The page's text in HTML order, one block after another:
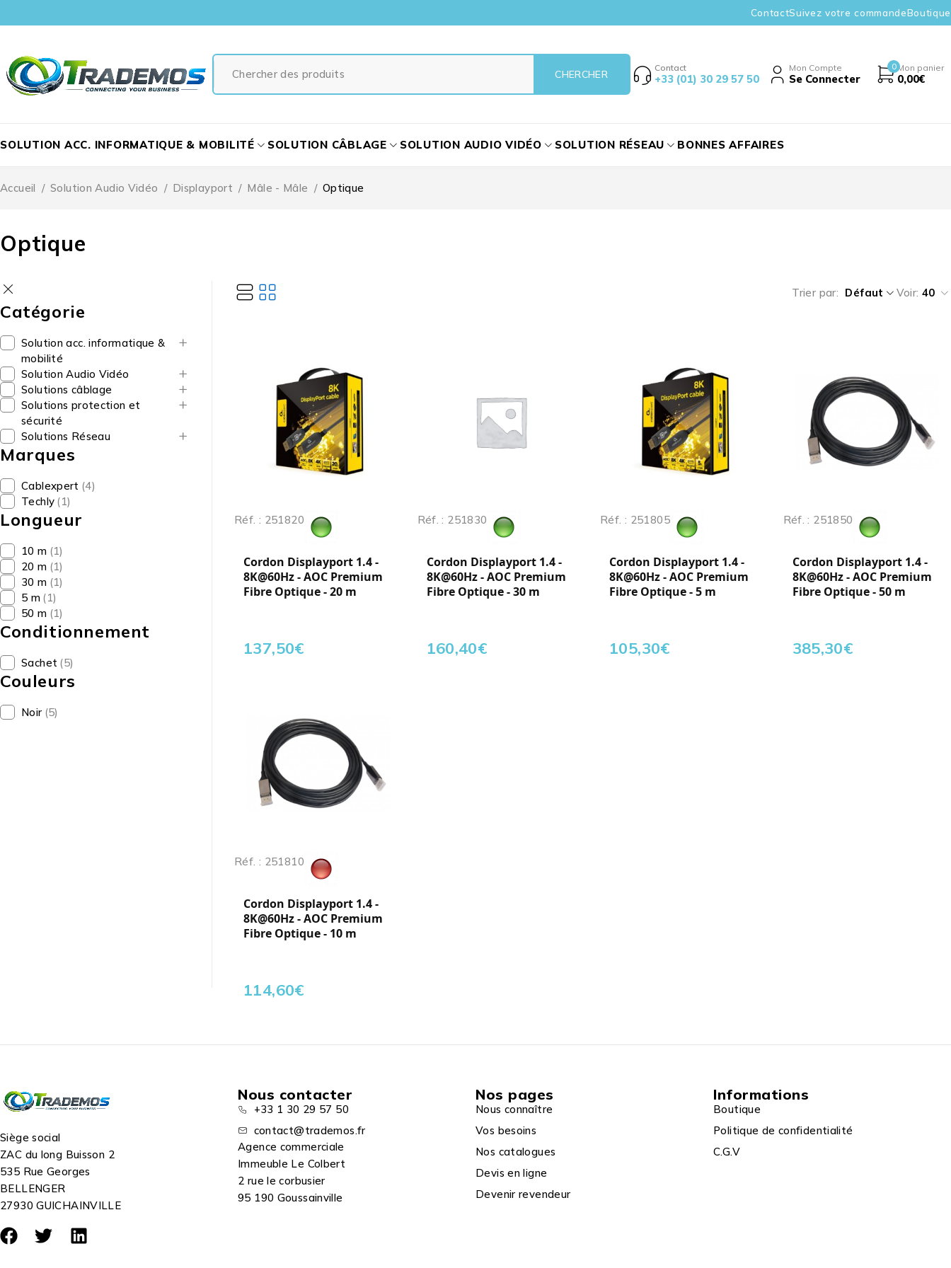
ContactSuivez votre commandeBoutique
Contact
+33 (01) 30 29 57 50
Mon Compte
Se Connecter
0 Mon panier
0,00€
SOLUTION ACC. INFORMATIQUE & MOBILITÉ SOLUTION CÂBLAGE SOLUTION AUDIO VIDÉO SOLUTION RÉSEAU BONNES AFFAIRES
Optique
Accueil / Solution Audio Vidéo / Displayport / Mâle - Mâle / Optique
Catégorie
Solution acc. informatique &
mobilité
Solution Audio Vidéo
Solutions câblage
Solutions protection et
sécurité
Solutions Réseau
Marques
Cablexpert (4)
Techly (1)
Longueur
10 m (1)
20 m (1)
30 m (1)
5 m (1)
50 m (1)
Conditionnement
Sachet (5)
Couleurs
Noir (5)
Trier par Défaut Voir: 40
Réf. : 251820
Cordon Displayport 1.4 -
8K@60Hz - AOC Premium
Fibre Optique - 20 m
137,50€
Réf. : 251830
Cordon Displayport 1.4 -
8K@60Hz - AOC Premium
Fibre Optique - 30 m
160,40€
Réf. : 251805
Cordon Displayport 1.4 -
8K@60Hz - AOC Premium
Fibre Optique - 5 m
105,30€
Réf. : 251850
Cordon Displayport 1.4 -
8K@60Hz - AOC Premium
Fibre Optique - 50 m
385,30€
Réf. : 251810
Cordon Displayport 1.4 -
8K@60Hz - AOC Premium
Fibre Optique - 10 m
114,60€
Siège social
ZAC du long Buisson 2
535 Rue Georges
BELLENGER
27930 GUICHAINVILLE
Nous contacter
+33 1 30 29 57 50
contact@trademos.fr
Agence commerciale
Immeuble Le Colbert
2 rue le corbusier
95 190 Goussainville
Nos pages
Nous connaître
Vos besoins
Nos catalogues
Devis en ligne
Devenir revendeur
Informations
Boutique
Politique de confidentialité
C.G.V